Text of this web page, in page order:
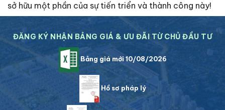
sở hữu một phần của sự tiến triển và thành công này!
ĐĂNG KÝ NHẬN BẢNG GIÁ & ƯU ĐÃI TỪ CHỦ ĐẦU TƯ
Bảng giá mới 10/08/2026
Hồ sơ pháp lý